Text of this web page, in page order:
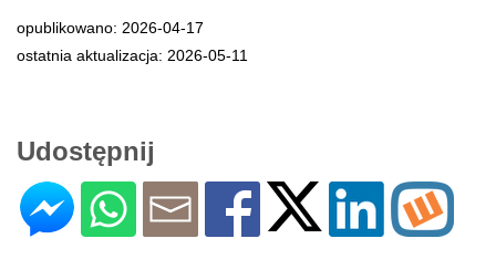
opublikowano: 2026-04-17
ostatnia aktualizacja: 2026-05-11
Udostępnij